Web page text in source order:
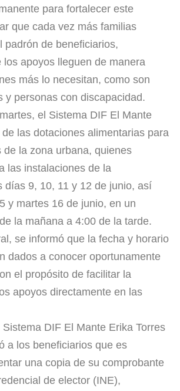
para fortalecer este
que cada vez más familias
padrón de beneficiarios,
los apoyos lleguen de manera
más lo necesitan, como son
y personas con discapacidad.
el Sistema DIF El Mante
las dotaciones alimentarias para
de la zona urbana, quienes
las instalaciones de la
días 9, 10, 11 y 12 de junio, así
y martes 16 de junio, en un
la mañana a 4:00 de la tarde.
se informó que la fecha y horario
dados a conocer oportunamente
el propósito de facilitar la
apoyos directamente en las
DIF El Mante Erika Torres
a los beneficiarios que es
una copia de su comprobante
de elector (INE),